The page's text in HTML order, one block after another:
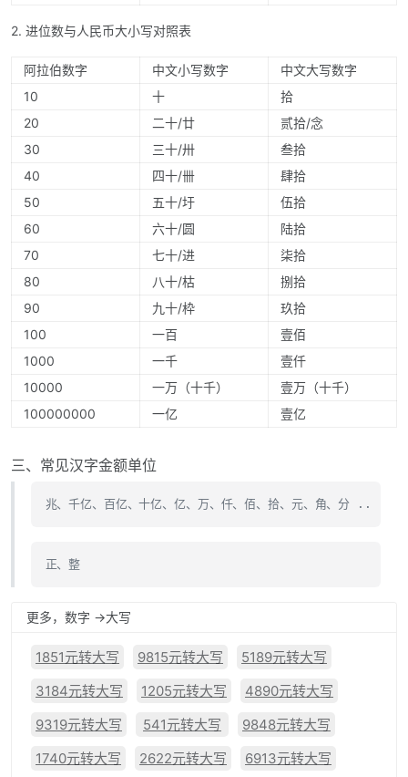
2. 进位数与人民币大小写对照表
阿拉伯数字 中文小写数字
中文大写数字
10
十
拾
20
二十/廿
贰拾/念
30
三十/卅
叁拾
40
四十/卌
肆拾
50
五十/圩
伍拾
60
六十/圆
陆拾
70
七十/进
柒拾
80
八十/枯
捌拾
90
九十/枠
玖拾
100
一百
壹佰
1000
一千
壹仟
10000
一万（十千）
壹万（十千）
100000000
一亿 壹亿
三、常见汉字金额单位
兆、千亿、百亿、十亿、亿、万、仟、佰、拾、元、角、分 ..
正、整
更多，数字 ->大写
1851元转大写 9815元转大写
5189元转大写
3184元转大写
1205元转大写
4890元转大写
9319元转大写
541元转大写
9848元转大写
1740元转大写
2622元转大写
6913元转大写